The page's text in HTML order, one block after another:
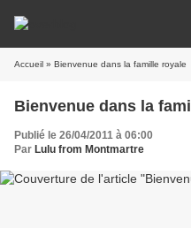
Accueil » Bienvenue dans la famille royale
Bienvenue dans la
Publié le 26/04/2011 à 06:00
Par Lulu from Montmartre